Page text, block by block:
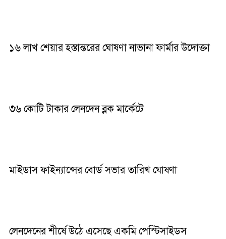
১৬ লাখ শেয়ার হস্তান্তরের ঘোষণা নাভানা ফার্মার উদোক্তা
৩৬ কোটি টাকার লেনদেন ব্লক মার্কেটে
মাইডাস ফাইন্যান্সের বোর্ড সভার তারিখ ঘোষণা
লেনদেনের শীর্ষে উঠে এসেছে একমি পেস্টিসাইডস